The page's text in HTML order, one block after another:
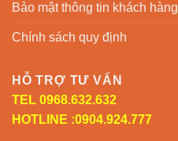
Bảo mật thông tin khách hàng
Chính sách quy định
HỖ TRỢ TƯ VẤN
TEL 0968.632.632
HOTLINE :0904.924.777